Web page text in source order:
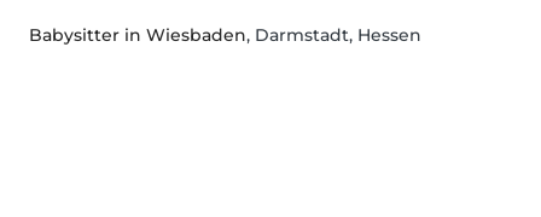
Babysitter in Wiesbaden, Darmstadt, Hessen